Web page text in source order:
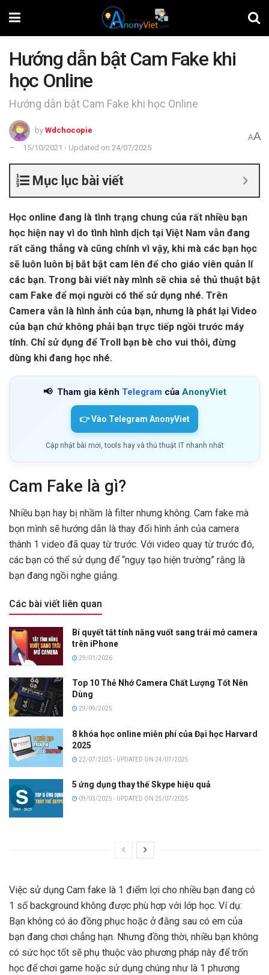
Hướng dẫn bật Cam Fake khi
học Online
Hướng dẫn bật Cam Fake khi học Online
by Wdchocopie
15/10/2021 - Updated on 24/07/2025
AA
Mục lục bài viết
Học online đang là tình trạng chung của rất nhiều bạn
học hiện nay vì do tình hình dịch tại Việt Nam vẫn đang
rất căng thẳng và cũng chính vì vậy, khi mà các bạn học
sẽ luôn luôn bị bắt bật cam lên để cho giáo viên quản lí
các bạn. Trong bài viết này mình sẽ chia sẻ thủ thuật bật
cam Fake để mọi người có thể sử dụng nhé. Trên
Camera vẫn là hình ảnh của bạn, nhưng là phát lại Video
của bạn chứ không phải bạn trực tiếp ngồi trước máy
tính. Chỉ sử dụng để Troll bạn bè cho vui thôi, đừng
dùng khi đang học nhé.
📢 Tham gia kênh Telegram của AnonyViet
👉 Vào Telegram AnonyViet
Cập nhật bài mới, tools hay và thủ thuật IT nhanh nhất
Cam Fake là gì?
Nhiều bạn hay bị nhầm là filter nhưng không. Cam fake mà
bọn mình sẽ hướng dẫn là thay đổi hình ảnh của camera
thành 1 video đã quay từ trước. Với video quay từ trước đó,
các bạn có thể sử dụng để “ngụy tạo hiện trường” rằng là
bạn đang ngồi nghe giảng.
Các bài viết liên quan
Bí quyết tắt tính năng vuốt sang trái mở camera
trên iPhone
29/01/2026
Top 10 Thẻ Nhớ Camera Chất Lượng Tốt Nên
Dùng
29/09/2025
8 khóa học online miễn phí của Đại học Harvard
2025
22/07/2025 - UPDATED ON 24/07/2025
5 ứng dụng thay thế Skype hiệu quả
09/03/2025 - UPDATED ON 25/07/2025
Việc sử dụng Cam fake là 1 điểm lợi cho nhiều bạn đang có
1 số background không được phù hợp với lớp học. Ví dụ:
Bạn không có áo đồng phục hoặc ở đằng sau có em của
bạn đang chơi chẳng hạn. Nhưng đồng thời, nhiều bạn không
có sức học tốt sẽ phụ thuộc vào phương pháp này để trốn
học để chơi game hoặc sử dụng chúng như là 1 phương